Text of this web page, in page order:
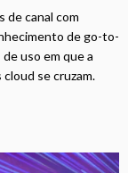
de canal com
de go-to-
uso em que a
se cruzam.